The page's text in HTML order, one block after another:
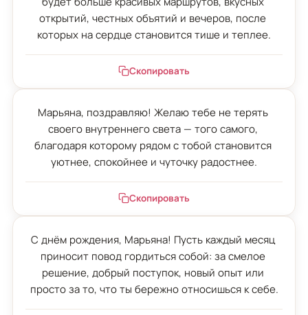
открытий, честных объятий и вечеров, после
которых на сердце становится тише и теплее.
Скопировать
Марьяна, поздравляю! Желаю тебе не терять
своего внутреннего света — того самого,
благодаря которому рядом с тобой становится
уютнее, спокойнее и чуточку радостнее.
Скопировать
С днём рождения, Марьяна! Пусть каждый месяц
приносит повод гордиться собой: за смелое
решение, добрый поступок, новый опыт или
просто за то, что ты бережно относишься к себе.